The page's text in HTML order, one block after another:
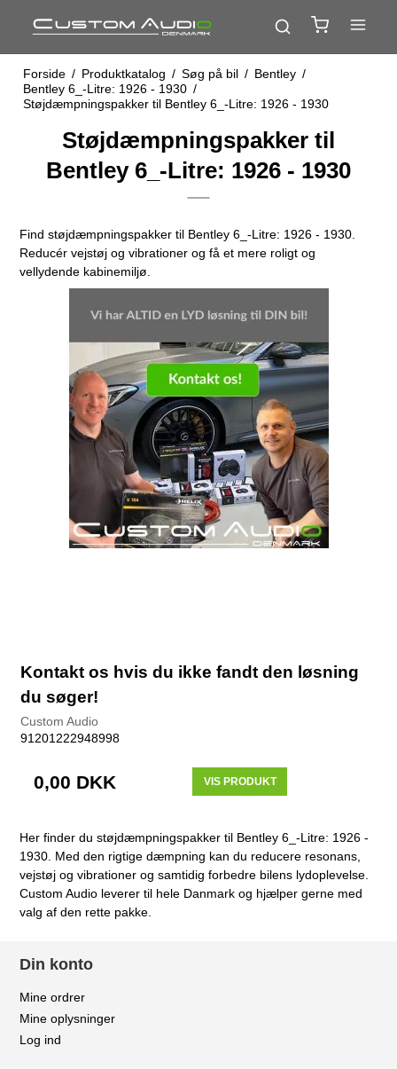
Forside / Produktkatalog / Søg på bil / Bentley /
Bentley 6_-Litre: 1926 - 1930 /
Støjdæmpningspakker til Bentley 6_-Litre: 1926 - 1930
Støjdæmpningspakker til
Bentley 6_-Litre: 1926 - 1930
Find støjdæmpningspakker til Bentley 6_-Litre: 1926 - 1930.
Reducér vejstøj og vibrationer og få et mere roligt og
vellydende kabinemiljø.
Kontakt os hvis du ikke fandt den løsning
du søger!
Custom Audio
91201222948998
0,00 DKK VIS PRODUKT
Her finder du støjdæmpningspakker til Bentley 6_-Litre: 1926 -
1930. Med den rigtige dæmpning kan du reducere resonans,
vejstøj og vibrationer og samtidig forbedre bilens lydoplevelse.
Custom Audio leverer til hele Danmark og hjælper gerne med
valg af den rette pakke.
Din konto
Mine ordrer
Mine oplysninger
Log ind